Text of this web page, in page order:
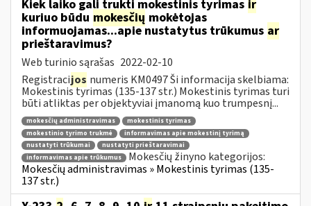
Kiek laiko gali trukti mokestinis tyrimas ir
kuriuo būdu mokesčių mokėtojas
informuojamas...apie nustatytus trūkumus ar
prieštaravimus?
Web turinio sąrašas 2022-02-10
Registracijos numeris KM0497 Ši informacija skelbiama:
Mokestinis tyrimas (135-137 str.) Mokestinis tyrimas turi
būti atliktas per objektyviai įmanomą kuo trumpesnį...
mokesčių administravimas
mokestinis tyrimas
mokestinio tyrimo trukmė
informavimas apie mokestinį tyrimą
nustatyti trūkumai
nustatyti prieštaravimai
informavimas apie trūkumus
Mokesčių žinyno kategorijos:
Mokesčių administravimas » Mokestinis tyrimas (135-
137 str.)